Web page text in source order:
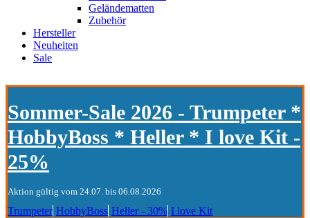
Geländematten
Zubehör
Hersteller
Neuheiten
Sale
Sommer-Sale 2026 - Trumpeter *
HobbyBoss * Heller * I love Kit -
25%
Aktion gültig vom 24.07. bis 06.08.2026
Trumpeter HobbyBoss Heller - 30% I love Kit